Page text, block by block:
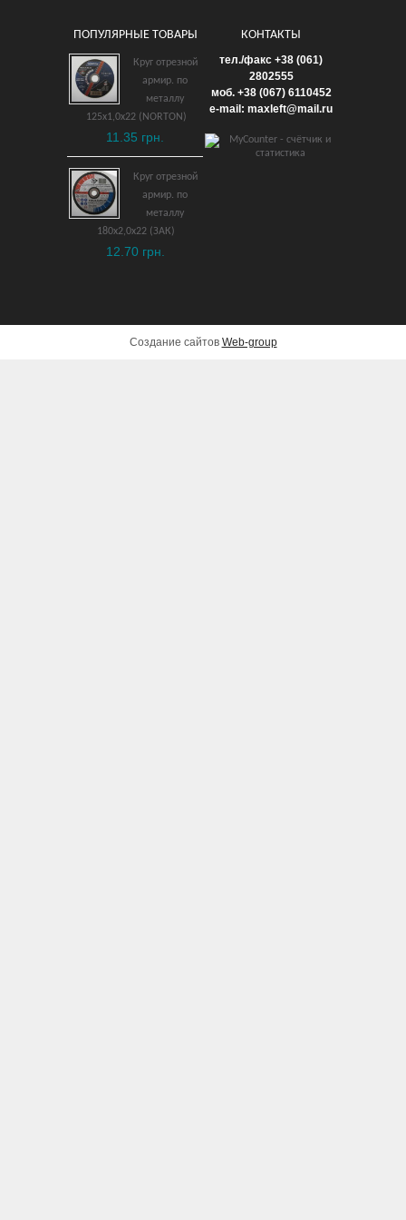
Круг отрезной армир. по
металлу 230х3,0х22
(KLINGSPOR)
28.80 грн.
ДОБАВИТЬ В КОРЗИНУ
ПОПУЛЯРНЫЕ ТОВАРЫ
Круг отрезной
армир. по
металлу
125х1,0х22 (NORTON)
11.35 грн.
Круг отрезной
армир. по
металлу
180х2,0х22 (ЗАК)
12.70 грн.
КОНТАКТЫ
тел./факс +38 (061)
2802555
моб. +38 (067) 6110452
e-mail: maxleft@mail.ru
Создание сайтов Web-group